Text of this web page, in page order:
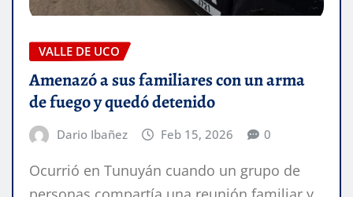
VALLE DE UCO
Amenazó a sus familiares con un arma
de fuego y quedó detenido
Dario Ibañez Feb 15, 2026 0
Ocurrió en Tunuyán cuando un grupo de